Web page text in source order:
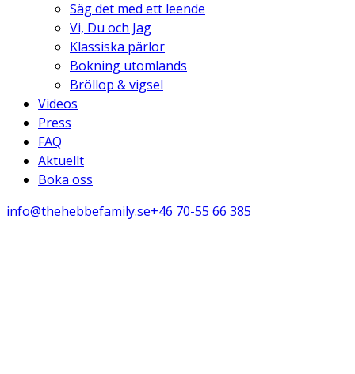
Säg det med ett leende
Vi, Du och Jag
Klassiska pärlor
Bokning utomlands
Bröllop & vigsel
Videos
Press
FAQ
Aktuellt
Boka oss
info@thehebbefamily.se+46 70-55 66 385